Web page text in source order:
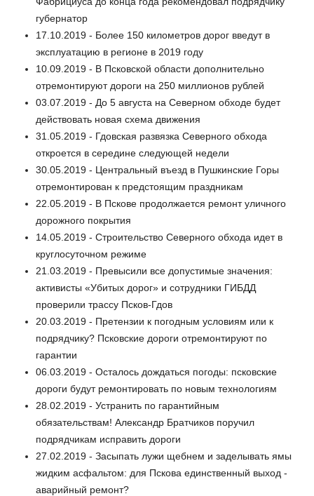
губернатор
17.10.2019 - Более 150 километров дорог введут в
эксплуатацию в регионе в 2019 году
10.09.2019 - В Псковской области дополнительно
отремонтируют дороги на 250 миллионов рублей
03.07.2019 - До 5 августа на Северном обходе будет
действовать новая схема движения
31.05.2019 - Гдовская развязка Северного обхода
откроется в середине следующей недели
30.05.2019 - Центральный въезд в Пушкинские Горы
отремонтирован к предстоящим праздникам
22.05.2019 - В Пскове продолжается ремонт уличного
дорожного покрытия
14.05.2019 - Строительство Северного обхода идет в
круглосуточном режиме
21.03.2019 - Превысили все допустимые значения:
активисты «Убитых дорог» и сотрудники ГИБДД
проверили трассу Псков-Гдов
20.03.2019 - Претензии к погодным условиям или к
подрядчику? Псковские дороги отремонтируют по
гарантии
06.03.2019 - Осталось дождаться погоды: псковские
дороги будут ремонтировать по новым технологиям
28.02.2019 - Устранить по гарантийным
обязательствам! Александр Братчиков поручил
подрядчикам исправить дороги
27.02.2019 - Засыпать лужи щебнем и заделывать ямы
жидким асфальтом: для Пскова единственный выход -
аварийный ремонт?